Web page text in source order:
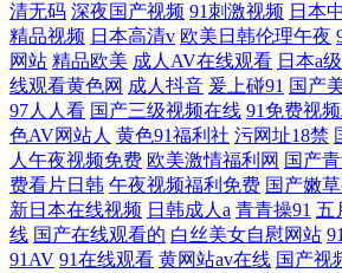
清无码 深夜国产视频 91刺激视频 日本
精品视频 日本高清v 欧美日韩伦理午夜
网站 精品欧美 成人AV在线观看 日本a
线观看黄色网 成人抖音 爰上碰91 国产
97人人看 国产三级视频在线 91免费视
色AV网站人 黄色91福利社 污网址18禁
人午夜视频免费 欧美激情福利网 国产
费看片日韩 午夜视频福利免费 国产嫩
新日本在线视频 日韩成人a 青青操91 五
线 国产在线观看的 白丝美女自慰网站
91AV 91在线观看 黄网站av在线 国产视